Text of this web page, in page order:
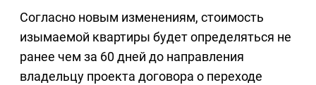
Согласно новым изменениям, стоимость
изымаемой квартиры будет определяться не
ранее чем за 60 дней до направления
владельцу проекта договора о переходе